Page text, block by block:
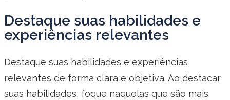
Destaque suas habilidades e
experiências relevantes
Destaque suas habilidades e experiências
relevantes de forma clara e objetiva. Ao destacar
suas habilidades, foque naquelas que são mais